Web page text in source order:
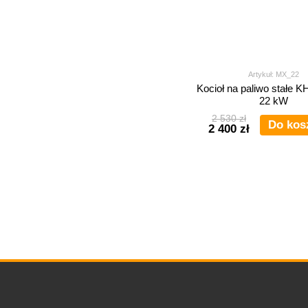
Artykuł: MX_22
Kocioł na paliwo stałe
22 kW
2 530 zł
2 400 zł Do